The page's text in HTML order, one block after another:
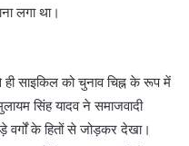
लगा था।
साइकिल को चुनाव चिह्न के रूप में
सिंह यादव ने समाजवादी
वर्गों के हितों से जोड़कर देखा।